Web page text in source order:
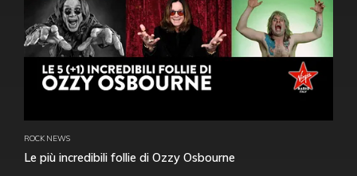
ROCK NEWS
Le più incredibili follie di Ozzy Osbourne